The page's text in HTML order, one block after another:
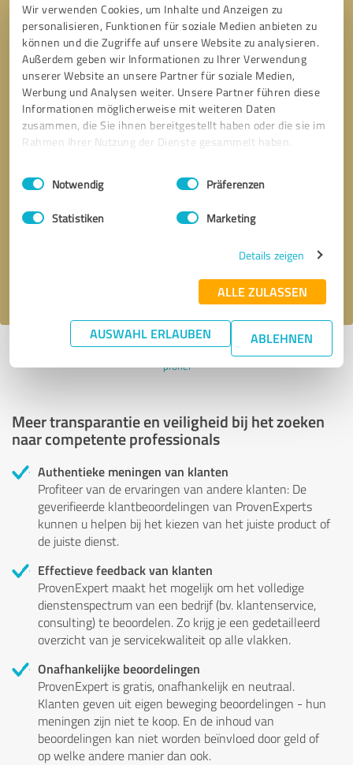
Wir verwenden Cookies, um Inhalte und Anzeigen zu
personalisieren, Funktionen für soziale Medien anbieten zu
können und die Zugriffe auf unsere Website zu analysieren.
Außerdem geben wir Informationen zu Ihrer Verwendung
unserer Website an unsere Partner für soziale Medien,
Werbung und Analysen weiter. Unsere Partner führen diese
Informationen möglicherweise mit weiteren Daten
zusammen, die Sie ihnen bereitgestellt haben oder die sie im
Rahmen Ihrer Nutzung der Dienste gesammelt haben.
Impressum Datenschutzbestimmungen
Einwilligungsauswahl
Notwendig Präferenzen
Statistiken Marketing
Details zeigen
ALLE ZULASSEN
AUSWAHL ERLAUBEN ABLEHNEN
Profiel actief sinds 19.07.2022 |Laatst bijgewerkt: 17.11.2025
Verslag
profiel
Meer transparantie en veiligheid bij het zoeken
naar competente professionals
Authentieke meningen van klanten
Profiteer van de ervaringen van andere klanten: De
geverifieerde klantbeoordelingen van ProvenExperts
kunnen u helpen bij het kiezen van het juiste product of
de juiste dienst.
Effectieve feedback van klanten
ProvenExpert maakt het mogelijk om het volledige
dienstenspectrum van een bedrijf (bv. klantenservice,
consulting) te beoordelen. Zo krijg je een gedetailleerd
overzicht van je servicekwaliteit op alle vlakken.
Onafhankelijke beoordelingen
ProvenExpert is gratis, onafhankelijk en neutraal.
Klanten geven uit eigen beweging beoordelingen - hun
meningen zijn niet te koop. En de inhoud van
beoordelingen kan niet worden beïnvloed door geld of
op welke andere manier dan ook.